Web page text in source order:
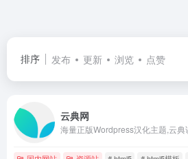
排序 发布 更新 浏览 点赞
云典网